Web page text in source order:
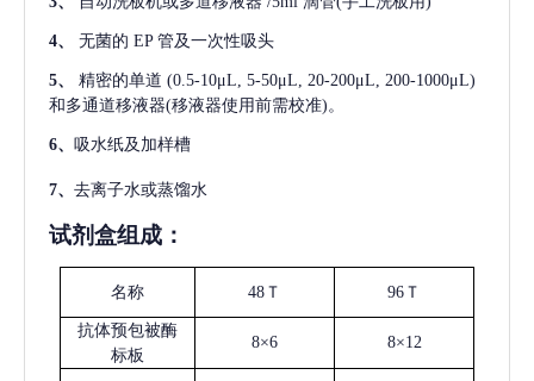
4、 无菌的 EP 管及一次性吸头
5、 精密的单道 (0.5-10μL, 5-50μL, 20-200μL, 200-1000μL)
和多通道移液器(移液器使用前需校准)。
6、 吸水纸及加样槽
7、 去离子水或蒸馏水
试剂盒组成：
名称 48Ｔ 96Ｔ
抗体预包被酶
标板
8×6 8×12